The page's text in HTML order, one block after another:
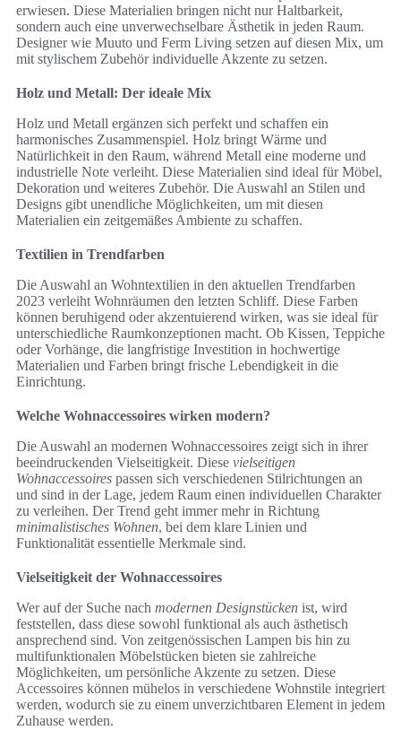
erwiesen. Diese Materialien bringen nicht nur Haltbarkeit,
sondern auch eine unverwechselbare Ästhetik in jeden Raum.
Designer wie Muuto und Ferm Living setzen auf diesen Mix, um
mit stylischem Zubehör individuelle Akzente zu setzen.
Holz und Metall: Der ideale Mix
Holz und Metall ergänzen sich perfekt und schaffen ein
harmonisches Zusammenspiel. Holz bringt Wärme und
Natürlichkeit in den Raum, während Metall eine moderne und
industrielle Note verleiht. Diese Materialien sind ideal für Möbel,
Dekoration und weiteres Zubehör. Die Auswahl an Stilen und
Designs gibt unendliche Möglichkeiten, um mit diesen
Materialien ein zeitgemäßes Ambiente zu schaffen.
Textilien in Trendfarben
Die Auswahl an Wohntextilien in den aktuellen Trendfarben
2023 verleiht Wohnräumen den letzten Schliff. Diese Farben
können beruhigend oder akzentuierend wirken, was sie ideal für
unterschiedliche Raumkonzeptionen macht. Ob Kissen, Teppiche
oder Vorhänge, die langfristige Investition in hochwertige
Materialien und Farben bringt frische Lebendigkeit in die
Einrichtung.
Welche Wohnaccessoires wirken modern?
Die Auswahl an modernen Wohnaccessoires zeigt sich in ihrer
beeindruckenden Vielseitigkeit. Diese vielseitigen
Wohnaccessoires passen sich verschiedenen Stilrichtungen an
und sind in der Lage, jedem Raum einen individuellen Charakter
zu verleihen. Der Trend geht immer mehr in Richtung
minimalistisches Wohnen, bei dem klare Linien und
Funktionalität essentielle Merkmale sind.
Vielseitigkeit der Wohnaccessoires
Wer auf der Suche nach modernen Designstücken ist, wird
feststellen, dass diese sowohl funktional als auch ästhetisch
ansprechend sind. Von zeitgenössischen Lampen bis hin zu
multifunktionalen Möbelstücken bieten sie zahlreiche
Möglichkeiten, um persönliche Akzente zu setzen. Diese
Accessoires können mühelos in verschiedene Wohnstile integriert
werden, wodurch sie zu einem unverzichtbaren Element in jedem
Zuhause werden.